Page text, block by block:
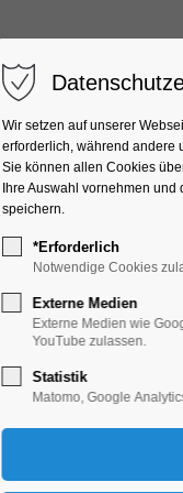
Highlight,
Winterzauber
06.12.2025,
Eintritt frei
Wir setzen auf unserer
erforderlich, während andere
Sie können allen Cookies
Ihre Auswahl vornehmen
speichern.
*Erforderlich
Notwendige Cookies
Externe Medien
Externe Medien wie
YouTube zulassen.
Statistik
Matomo, Google